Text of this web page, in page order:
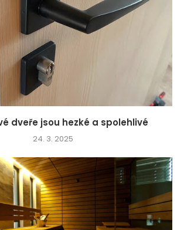
dveře jsou hezké a spolehlivé
24. 3. 2025